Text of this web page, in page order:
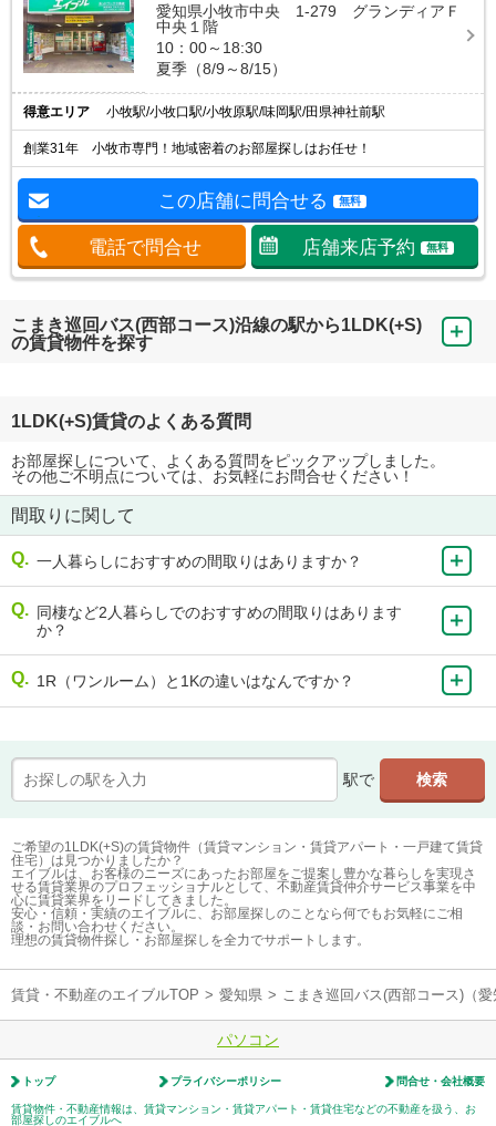
愛知県小牧市中央 1-279 グランディアＦ
中央１階
10：00～18:30
夏季（8/9～8/15）
得意エリア 小牧駅/小牧口駅/小牧原駅/味岡駅/田県神社前駅
創業31年 小牧市専門！地域密着のお部屋探しはお任せ！
この店舗に問合せる 無料
電話で問合せ 店舗来店予約 無料
こまき巡回バス(西部コース)沿線の駅から1LDK(+S)
の賃貸物件を探す
1LDK(+S)賃貸のよくある質問
お部屋探しについて、よくある質問をピックアップしました。
その他ご不明点については、お気軽にお問合せください！
間取りに関して
一人暮らしにおすすめの間取りはありますか？
同棲など2人暮らしでのおすすめの間取りはあります
か？
1R（ワンルーム）と1Kの違いはなんですか？
駅で
ご希望の1LDK(+S)の賃貸物件（賃貸マンション・賃貸アパート・一戸建て賃貸
住宅）は見つかりましたか？
エイブルは、お客様のニーズにあったお部屋をご提案し豊かな暮らしを実現さ
せる賃貸業界のプロフェッショナルとして、不動産賃貸仲介サービス事業を中
心に賃貸業界をリードしてきました。
安心・信頼・実績のエイブルに、お部屋探しのことなら何でもお気軽にご相
談・お問い合わせください。
理想の賃貸物件探し・お部屋探しを全力でサポートします。
賃貸・不動産のエイブルTOP > 愛知県 > こまき巡回バス(西部コース)（
パソコン
トップ プライバシーポリシー 問合せ・会社概要
賃貸物件・不動産情報は、賃貸マンション・賃貸アパート・賃貸住宅などの不動産を扱う、お
部屋探しのエイブルへ